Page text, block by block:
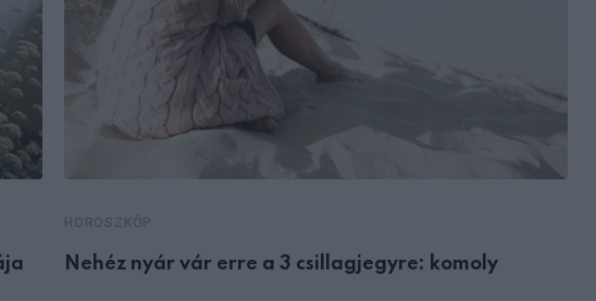
Nehéz nyár vár erre a 3 csillagjegyre: komoly